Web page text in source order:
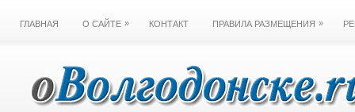
ГЛАВНАЯ О САЙТЕ » КОНТАКТ ПРАВИЛА РАЗМЕЩЕНИЯ »